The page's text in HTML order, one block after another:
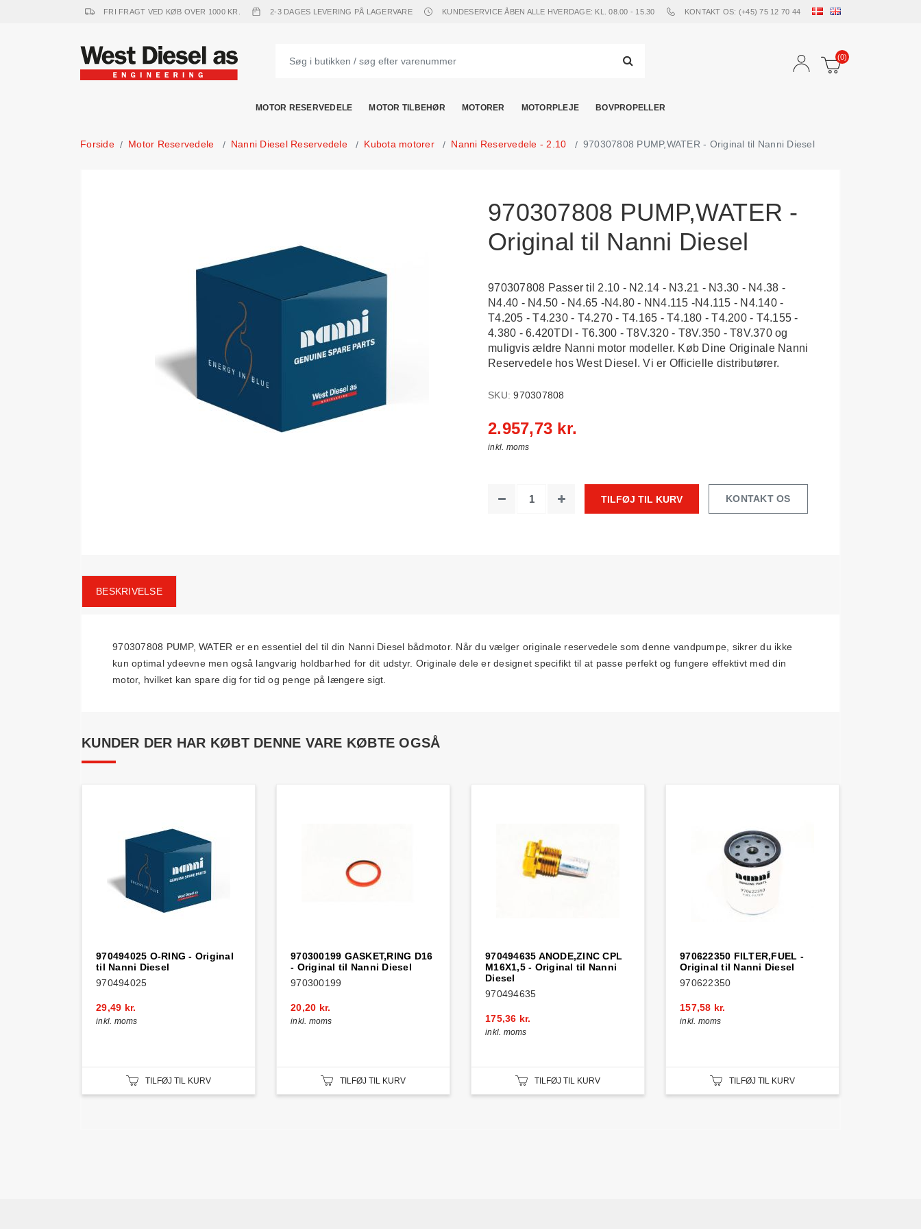
FRI FRAGT VED KØB OVER 1000 KR. 2-3 DAGES LEVERING PÅ LAGERVARE KUNDESERVICE ÅBEN ALLE HVERDAGE: KL. 08.00 - 15.30 KONTAKT OS: (+45) 75 12 70 44
(0)
MOTOR RESERVEDELE MOTOR TILBEHØR MOTORER MOTORPLEJE BOVPROPELLER
Forside Motor Reservedele Nanni Diesel Reservedele Kubota motorer Nanni Reservedele - 2.10 970307808 PUMP,WATER - Original til Nanni Diesel
970307808 PUMP,WATER -
Original til Nanni Diesel
970307808 Passer til 2.10 - N2.14 - N3.21 - N3.30 - N4.38 -
N4.40 - N4.50 - N4.65 -N4.80 - NN4.115 -N4.115 - N4.140 -
T4.205 - T4.230 - T4.270 - T4.165 - T4.180 - T4.200 - T4.155 -
4.380 - 6.420TDI - T6.300 - T8V.320 - T8V.350 - T8V.370 og
muligvis ældre Nanni motor modeller. Køb Dine Originale Nanni
Reservedele hos West Diesel. Vi er Officielle distributører.
SKU: 970307808
2.957,73 kr.
inkl. moms
TILFØJ TIL KURV KONTAKT OS
BESKRIVELSE
970307808 PUMP, WATER er en essentiel del til din Nanni Diesel bådmotor. Når du vælger originale reservedele som denne vandpumpe, sikrer du ikke
kun optimal ydeevne men også langvarig holdbarhed for dit udstyr. Originale dele er designet specifikt til at passe perfekt og fungere effektivt med din
motor, hvilket kan spare dig for tid og penge på længere sigt.
KUNDER DER HAR KØBT DENNE VARE KØBTE OGSÅ
970494025 O-RING - Original
til Nanni Diesel
970494025
29,49 kr.
inkl. moms
TILFØJ TIL KURV
970300199 GASKET,RING D16
- Original til Nanni Diesel
970300199
20,20 kr.
inkl. moms
TILFØJ TIL KURV
970494635 ANODE,ZINC CPL
M16X1,5 - Original til Nanni
Diesel
970494635
175,36 kr.
inkl. moms
TILFØJ TIL KURV
970622350 FILTER,FUEL -
Original til Nanni Diesel
970622350
157,58 kr.
inkl. moms
TILFØJ TIL KURV